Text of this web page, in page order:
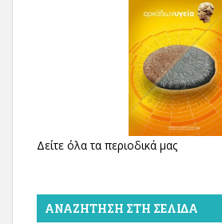
Δείτε όλα τα περιοδικά μας
ΑΝΑΖΉΤΗΣΗ ΣΤΗ ΣΕΛΊΔΑ